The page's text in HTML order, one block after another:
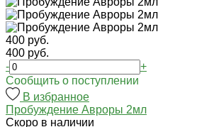
400 руб.
400 руб.
-
+
Cообщить о поступлении
В избранное
Пробуждение Авроры 2мл
Cкоро в наличии